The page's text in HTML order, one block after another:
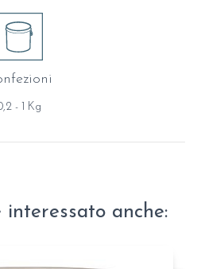
- 1 Kg
interessato anche: